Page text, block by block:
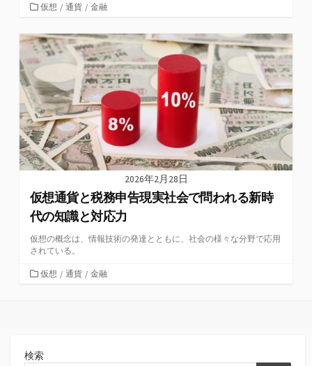
カ
ゴ
リ
ー
仮想 / 通貨 / 金融
2026年2月28日
仮想通貨と税務申告現実社会で問われる新時
代の知識と対応力
仮想の概念は、情報技術の発達とともに、社会の様々な分野で応用
されている。
カ仮想 / 通貨 / 金融
検索